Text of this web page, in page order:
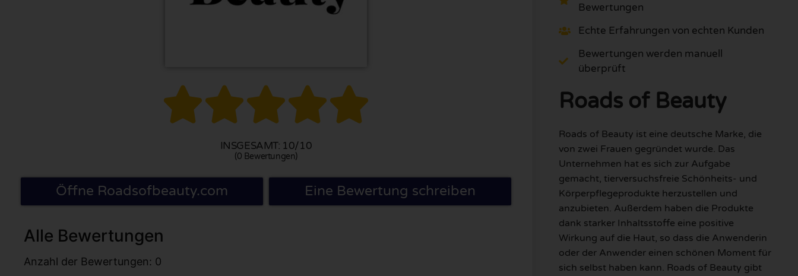

INSGESAMT: 10/10
(0 Bewertungen)
Öffne Roadsofbeauty.com Eine Bewertung schreiben
Alle Bewertungen
Anzahl der Bewertungen: 0
Bewertungen
Echte Erfahrungen von echten Kunden
Bewertungen werden manuell
überprüft
Roads of Beauty
Roads of Beauty ist eine deutsche Marke, die
von zwei Frauen gegründet wurde. Das
Unternehmen hat es sich zur Aufgabe
gemacht, tierversuchsfreie Schönheits- und
Körperpflegeprodukte herzustellen und
anzubieten. Außerdem haben die Produkte
dank starker Inhaltsstoffe eine positive
Wirkung auf die Haut, so dass die Anwenderin
oder der Anwender einen schönen Moment für
sich selbst haben kann. Roads of Beauty gibt